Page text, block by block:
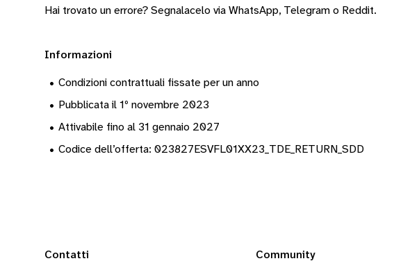
Hai trovato un errore? Segnalacelo via WhatsApp, Telegram o Reddit.
Informazioni
• Condizioni contrattuali fissate per un anno
• Pubblicata il 1º novembre 2023
• Attivabile fino al 31 gennaio 2027
• Codice dell’offerta: 023827ESVFL01XX23_TDE_RETURN_SDD
Contatti Community